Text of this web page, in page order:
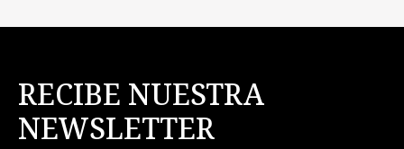
RECIBE NUESTRA
NEWSLETTER